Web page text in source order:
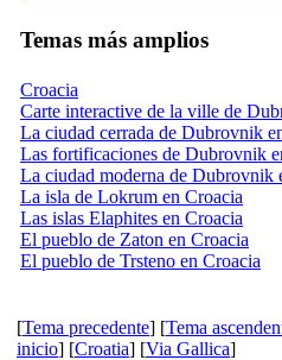
Temas más amplios
Croacia
Carte interactive de la ville de
La ciudad cerrada de Dubrovnik
Las fortificaciones de Dubrovnik
La ciudad moderna de Dubrovnik
La isla de Lokrum en Croacia
Las islas Elaphites en Croacia
El pueblo de Zaton en Croacia
El pueblo de Trsteno en Croacia
[Tema precedente] [Tema
inicio] [Croatia] [Via Gallica]